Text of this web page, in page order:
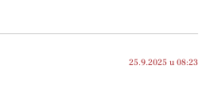
25.9.2025 u 08:23